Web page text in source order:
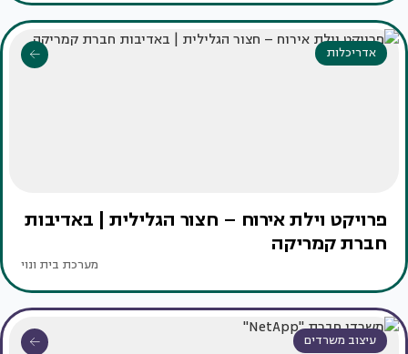
אדריכלות
פרויקט וילת אירוח – חצור הגלילית | באדיבות
חברת קמריקה
מערכת בית ונוי
עיצוב משרדים